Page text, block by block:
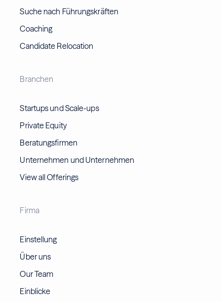
Suche nach Führungskräften
Coaching
Candidate Relocation
Branchen
Startups und Scale-ups
Private Equity
Beratungsfirmen
Unternehmen und Unternehmen
View all Offerings
Firma
Einstellung
Über uns
Our Team
Einblicke